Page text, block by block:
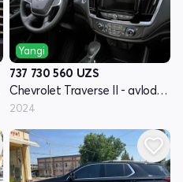
Yangi
737 730 560 UZS
Chevrolet Traverse II - avlod restyling
2024